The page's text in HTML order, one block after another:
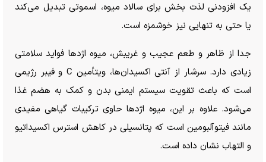
یک افزودنی لذت بخش برای سالاد میوه، اسموتی تبدیل می‌کند
یا حتی به تنهایی نیز خوشمزه است.
جدا از ظاهر و طعم عجیب و غریبش، میوه اژد‌ها فواید سلامتی
زیادی دارد. سرشار از آنتی اکسیدان‌ها، ویتأمین C و فیبر رژیمی
است که باعث تقویت سیستم ایمنی بدن و کمک به هضم غذا
می‌شود. علاوه بر این، میوه اژد‌ها حاوی ترکیبات گیاهی مفیدی
مانند فیتوآلبومین است که پتانسیلی در کاهش استرس اکسیداتیو
و التهاب نشان داده است.